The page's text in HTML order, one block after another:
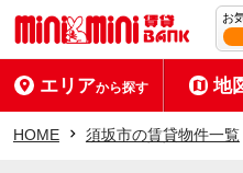
お
エリアから探す 地
HOME 須坂市の賃貸物件一覧